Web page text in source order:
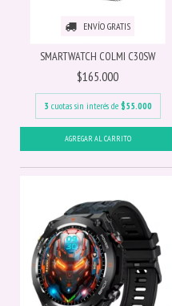
ENVÍO GRATIS
SMARTWATCH COLMI C30SW
$165.000
3 cuotas sin interés de $55.000